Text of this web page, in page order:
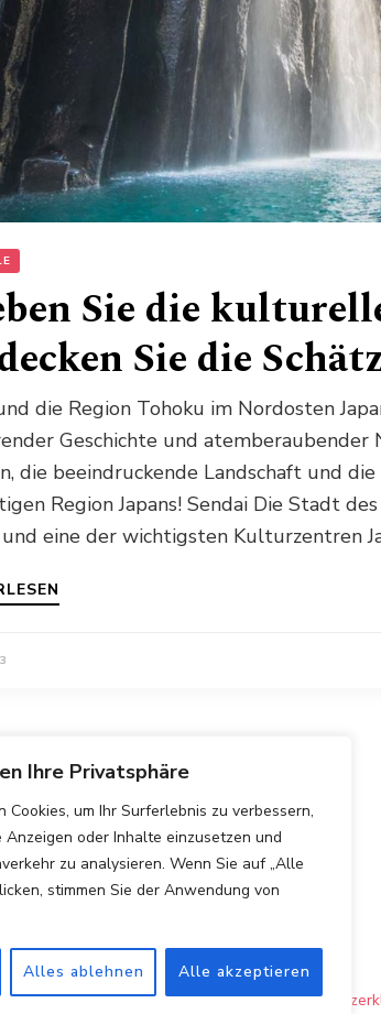
Ihre Privatsphäre
Cookies, um Ihr Surferlebnis zu verbessern,
oder Inhalte einzusetzen und
zu analysieren. Wenn Sie auf „Alle
stimmen Sie der Anwendung von
Alles ablehnen Alle akzeptieren
Sie die
Sie die
die Region Tohoku im Nordosten
Geschichte und atemberaubender
die beeindruckende Landschaft und
Region Japans! Sendai Die Stadt
eine der wichtigsten Kulturzentren
Hotels Vergleichen.Impressum|